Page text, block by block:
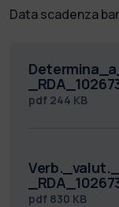
Data scadenza
pdf 244 KB
pdf 830 KB